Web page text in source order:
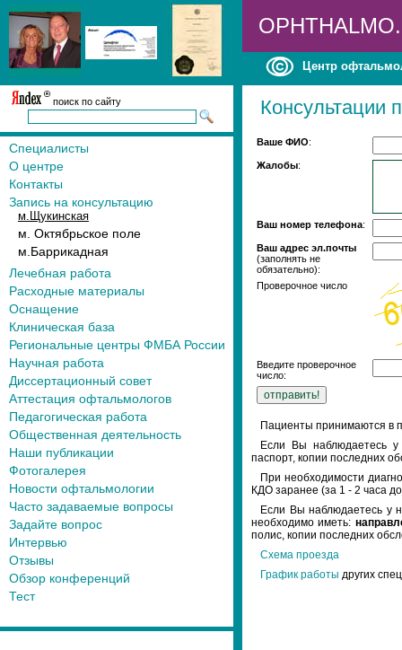
Центр
поиск по сайту
Специалисты
О центре
Контакты
Запись на консультацию
м.Щукинская
м. Октябрьское поле
м.Баррикадная
Лечебная работа
Расходные материалы
Оснащение
Клиническая база
Региональные центры ФМБА России
Научная работа
Диссертационный совет
Аттестация офтальмологов
Педагогическая работа
Общественная деятельность
Наши публикации
Фотогалерея
Новости офтальмологии
Часто задаваемые вопросы
Задайте вопрос
Интервью
Отзывы
Обзор конференций
Тест
Консультации
Ваше ФИО:
Жалобы:
Ваш номер телефона:
Ваш адрес эл.почты
(заполнять не
обязательно):
Проверочное число
Введите проверочное
число:
Пациенты принимаются в
Если Вы наблюдаетесь
паспорт, копии последних
При необходимости
КДО заранее (за 1 - 2 часа
Если Вы наблюдаетесь у
необходимо иметь:
полис, копии последних
Cхема проезда
График работы других